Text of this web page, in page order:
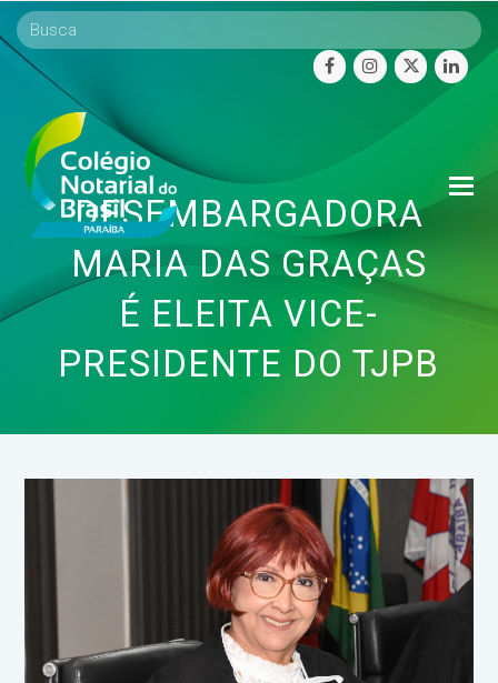
facebookinstagram
twitter
DESEMBARGADORA
MARIA DAS GRAÇAS
É ELEITA VICE-
PRESIDENTE DO TJPB